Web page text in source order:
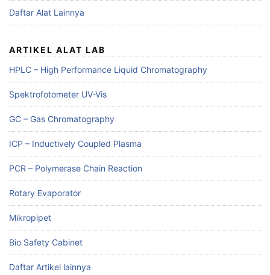
Daftar Alat Lainnya
ARTIKEL ALAT LAB
HPLC – High Performance Liquid Chromatography
Spektrofotometer UV-Vis
GC – Gas Chromatography
ICP – Inductively Coupled Plasma
PCR – Polymerase Chain Reaction
Rotary Evaporator
Mikropipet
Bio Safety Cabinet
Daftar Artikel lainnya